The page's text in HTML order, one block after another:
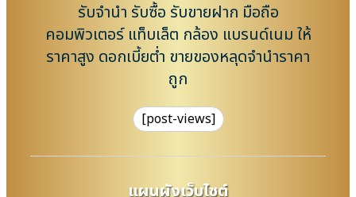
รับจำนำ รับซื้อ รับขายฝาก มือถือ
คอมพิวเตอร์ แท็บเล็ต กล้อง แบรนด์เนม ให้
ราคาสูง ดอกเบี้ยต่ำ ขายของหลุดจำนำราคา
ถูก
[post-views]
แผนผังเว็บไซต์